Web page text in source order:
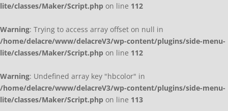
lite/classes/Maker/Script.php on line 112
Warning: Trying to access array offset on null in
/home/delacre/www/delacreV3/wp-content/plugins/side-menu-
lite/classes/Maker/Script.php on line 112
Warning: Undefined array key "hbcolor" in
/home/delacre/www/delacreV3/wp-content/plugins/side-menu-
lite/classes/Maker/Script.php on line 113